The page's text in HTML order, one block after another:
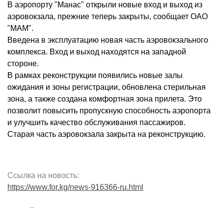
В аэропорту "Манас" открыли новые вход и выход из
аэровокзала, прежние теперь закрыты, сообщает ОАО
"МАМ".
Введена в эксплуатацию новая часть аэровокзального
комплекса. Вход и выход находятся на западной
стороне.
В рамках реконструкции появились новые залы
ожидания и зоны регистрации, обновлена стерильная
зона, а также создана комфортная зона прилета. Это
позволит повысить пропускную способность аэропорта
и улучшить качество обслуживания пассажиров.
Старая часть аэровокзала закрыта на реконструкцию.
Ссылка на новость:
https://www.for.kg/news-916366-ru.html